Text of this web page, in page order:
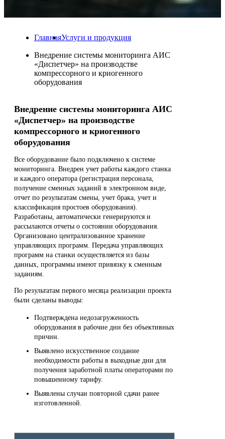
ГлавнаяУслуги и продукция
Внедрение системы мониторинга АИС
«Диспетчер» на производстве
компрессорного и криогенного
оборудования
Внедрение системы мониторинга АИС
«Диспетчер» на производстве
компрессорного и криогенного
оборудования
Все оборудование было подключено к системе
мониторинга. Внедрен учет работы каждого станка
и каждого оператора (регистрация персонала,
получение сменных заданий в электронном виде,
отчет по результатам смены, учет брака, учет и
классификация простоев оборудования).
Разработаны, автоматически генерируются и
рассылаются отчеты о состоянии оборудования.
Организовано централизованное хранение
управляющих программ. Передача управляющих
программ на станки осуществляется из базы
данных, программы имеют привязку к сменным
заданиям.
По результатам первого месяца реализации проекта
были сделаны выводы:
Подтверждена недозагруженность
оборудования в рабочие дни без объективных
причин.
Выявлено искусственное создание
необходимости работы в выходные дни для
получения заработной платы операторами по
повышенному тарифу.
Выявлены случаи повторной сдачи ранее
изготовленной.